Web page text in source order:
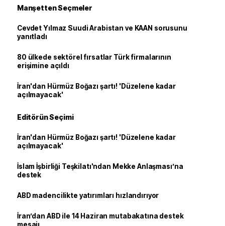
Manşetten Seçmeler
Cevdet Yılmaz Suudi Arabistan ve KAAN sorusunu
yanıtladı
80 ülkede sektörel fırsatlar Türk firmalarının
erişimine açıldı
İran'dan Hürmüz Boğazı şartı! 'Düzelene kadar
açılmayacak'
Editörün Seçimi
İran'dan Hürmüz Boğazı şartı! 'Düzelene kadar
açılmayacak'
İslam İşbirliği Teşkilatı'ndan Mekke Anlaşması’na
destek
ABD madencilikte yatırımları hızlandırıyor
İran’dan ABD ile 14 Haziran mutabakatına destek